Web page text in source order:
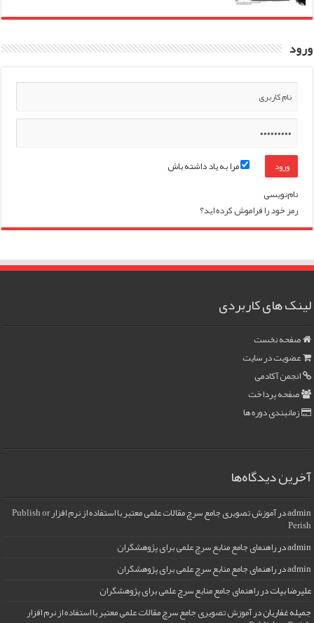
ورود
مرا به یاد داشته باش
نام‌نویسی
رمز خود را فراموش کرده اید؟
لینک های کاربردی
صفحه نخست
عضویت در سایت
انجمن آکادمی
صفحه پرداخت
زمانبندی دوره ها
آخرین دیدگاه‌ها
adminدر آموزش تصویری جامع سرچ مقالات علمی معتبر با استفاده از نرم افزار Publish or
Perish
adminدرراهنمای جامع منابع سرچ علمی برای پژوهشگران
adminدرراهنمای جامع منابع سرچ علمی برای پژوهشگران
علیرضا بیاتدرراهنمای جامع منابع سرچ علمی برای پژوهشگران
جمیله غفاریاندرآموزش تصویری جامع سرچ مقالات علمی معتبر با استفاده از نرم افزار